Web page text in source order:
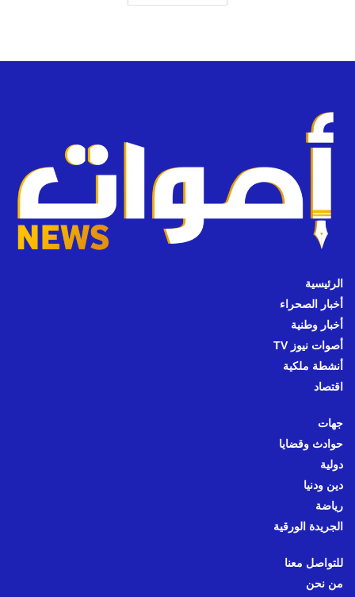
الرئيسية
أخبار الصحراء
أخبار وطنية
أصوات نيوز TV
أنشطة ملكية
اقتصاد
جهات
حوادث وقضايا
دولية
دين ودنيا
رياضة
الجريدة الورقية
للتواصل معنا
من نحن